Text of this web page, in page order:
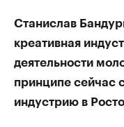
Станислав
креативная
деятельности
принципе сейчас
индустрию в